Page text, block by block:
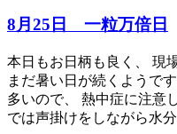
8月25日 一粒万倍日
本日もお日柄も良く、 現
まだ暑い日が続くようで
多いので、 熱中症に注意
では声掛けをしながら水